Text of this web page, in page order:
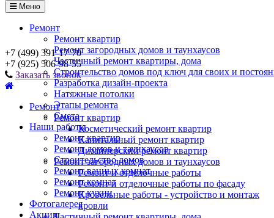
Меню
Ремонт
Ремонт квартир
Ремонт загородных домов и таунхаусов
Частичный ремонт квартиры, дома
Строительство домов под ключ для своих и
Разработка дизайн-проекта
Натяжные потолки
Этапы ремонта
Смета
Наши работы
Ремонт квартир
Ремонт домов и таунхаусов
Строительство домов
Ремонт ванных комнат
Ремонт комнат
Ремонт кухни
Фотогалерея
Акции
+7 (499) 391-17-70
+7 (925) 506-98-55
Заказать звонок
Ремонт
Ремонт квартир
Косметический ремонт квартир
Капитальный ремонт квартир
Дизайнерский ремонт квартир
Ремонт загородных домов и таунхаусов
Ремонт и отделочные работы
Ремонт и отделочные работы по фасаду
Кровельные работы - устройство и монтаж
кровли